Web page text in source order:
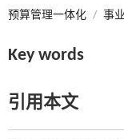
预算管理一体化 / 事
Key words
引用本文